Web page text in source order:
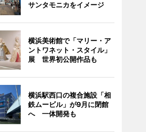
サンタモニカをイメージ
横浜美術館で「マリー・ア
ントワネット・スタイル」
展 世界初公開作品も
横浜駅西口の複合施設「相
鉄ムービル」が9月に閉館
へ 一体開発も